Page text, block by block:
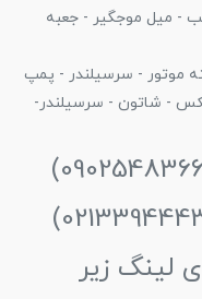
- میل موجگیر - جعبه
موتور - سرسیلندر - پمپ
- شاتون - سرسیلندر-
لینگ زیر